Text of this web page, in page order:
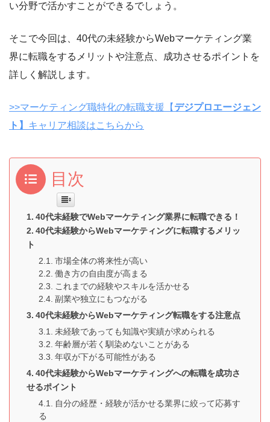
い分野で活かすことができるでしょう。
そこで今回は、40代の未経験からWebマーケティング業
界に転職をするメリットや注意点、成功させるポイントを
詳しく解説します。
>>マーケティング職特化の転職支援【 デジプロエージェン
ト】 キャリア相談はこちらから
目次
40代未経験でWebマーケティング業界に転職できる！
40代未経験からWebマーケティングに転職するメリッ
ト
市場全体の将来性が高い
働き方の自由度が高まる
これまでの経験やスキルを活かせる
副業や独立にもつながる
40代未経験からWebマーケティング転職をする注意点
未経験であっても知識や実績が求められる
年齢層が若く馴染めないことがある
年収が下がる可能性がある
40代未経験からWebマーケティングへの転職を成功さ
せるポイント
自分の経歴・経験が活かせる業界に絞って応募す
る